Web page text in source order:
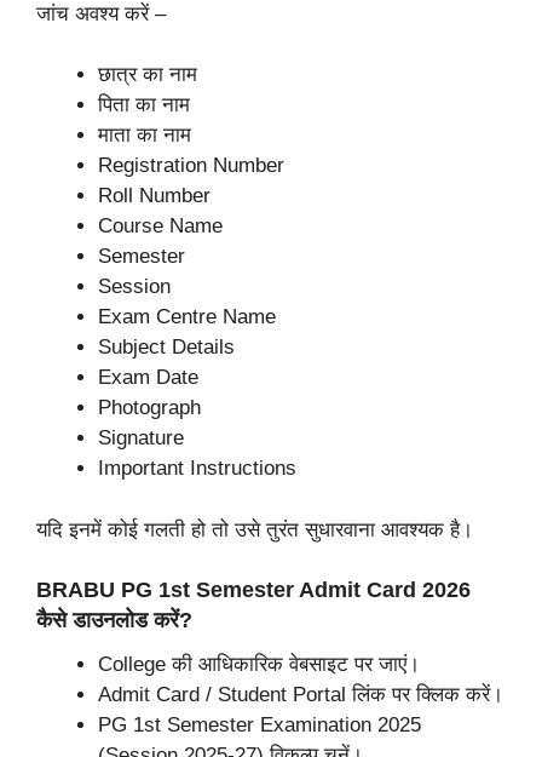
जांच अवश्य करें –
छात्र का नाम
पिता का नाम
माता का नाम
Registration Number
Roll Number
Course Name
Semester
Session
Exam Centre Name
Subject Details
Exam Date
Photograph
Signature
Important Instructions
यदि इनमें कोई गलती हो तो उसे तुरंत सुधारवाना आवश्यक है।
BRABU PG 1st Semester Admit Card 2026
कैसे डाउनलोड करें?
College की आधिकारिक वेबसाइट पर जाएं।
Admit Card / Student Portal लिंक पर क्लिक करें।
PG 1st Semester Examination 2025